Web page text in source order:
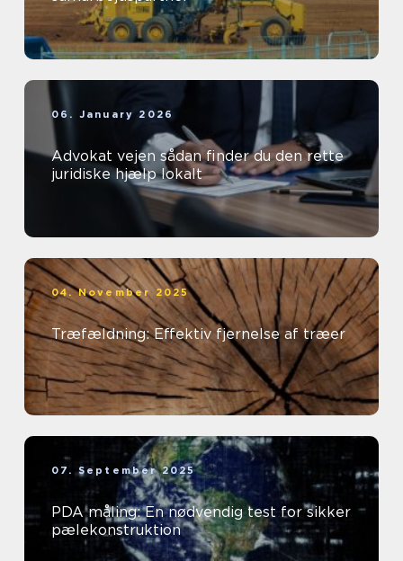
06. January 2026
Advokat vejen sådan finder du den rette
juridiske hjælp lokalt
04. November 2025
Træfældning: Effektiv fjernelse af træer
07. September 2025
PDA måling: En nødvendig test for sikker
pælekonstruktion